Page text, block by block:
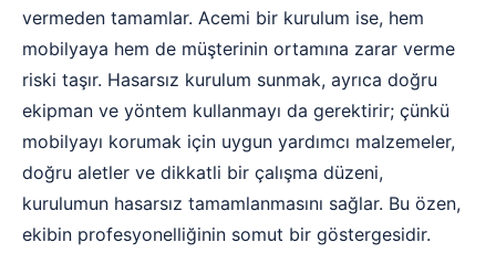
vermeden tamamlar. Acemi bir kurulum ise, hem
mobilyaya hem de müşterinin ortamına zarar verme
riski taşır. Hasarsız kurulum sunmak, ayrıca doğru
ekipman ve yöntem kullanmayı da gerektirir; çünkü
mobilyayı korumak için uygun yardımcı malzemeler,
doğru aletler ve dikkatli bir çalışma düzeni,
kurulumun hasarsız tamamlanmasını sağlar. Bu özen,
ekibin profesyonelliğinin somut bir göstergesidir.